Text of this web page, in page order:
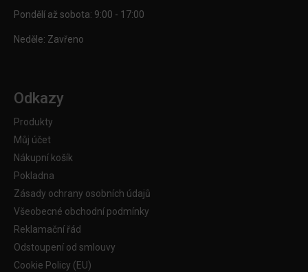
Pondělí až sobota: 9:00 - 17:00
Neděle: Zavřeno
Odkazy
Produkty
Můj účet
Nákupní košík
Pokladna
Zásady ochrany osobních údajů
Všeobecné obchodní podmínky
Reklamační řád
Odstoupení od smlouvy
Cookie Policy (EU)